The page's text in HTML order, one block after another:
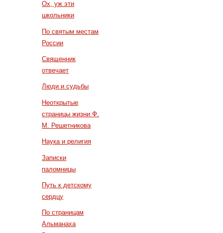
Ох, уж эти
школьники
По святым местам
России
Священник
отвечает
Люди и судьбы
Неоткрытые
страницы жизни Ф.
М. Решетникова
Наука и религия
Записки
паломницы
Путь к детскому
сердцу
По страницам
Альманаха